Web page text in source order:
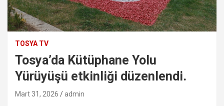
TOSYA TV
Tosya’da Kütüphane Yolu
Yürüyüşü etkinliği düzenlendi.
Mart 31, 2026 admin